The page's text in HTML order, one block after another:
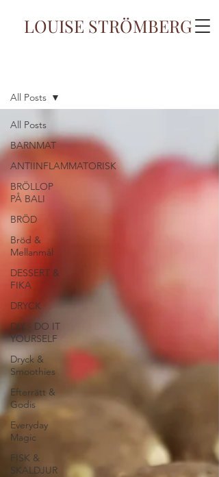
LOUISE STRÖMBERG
All Posts
BARNMAT
ANTIINFLAMMATORISK
BRÖLLOP
PÅ BALI
BRÖD
Bröd &
Mellanmål
DESSERT &
FIKA
DRYCK
DIY - DO IT
YOURSELF
Dryck &
Smoothies
Efterrätt &
Godis
Everyday
Magic
FISK &
SKALDJUR
All Posts